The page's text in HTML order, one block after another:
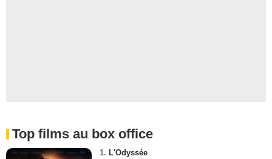
Top films au box office
1. L'Odyssée